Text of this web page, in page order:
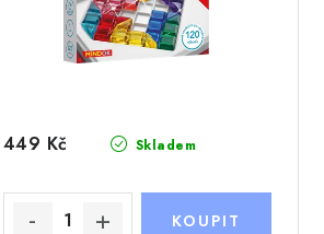
Skladem
449 Kč